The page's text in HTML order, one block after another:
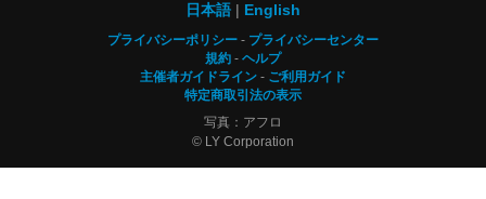
日本語
English
プライバシーポリシー
プライバシーセンター
規約
ヘルプ
主催者ガイドライン
ご利用ガイド
特定商取引法の表示
写真：アフロ
© LY Corporation